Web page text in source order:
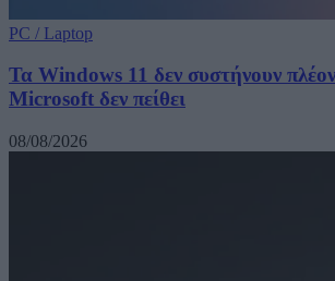
PC / Laptop
Τα Windows 11 δεν συστήνουν
Microsoft δεν πείθει
08/08/2026